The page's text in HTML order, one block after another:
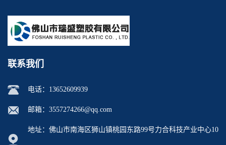
联系我们
电话： 13652609939
邮箱： 3557274266@qq.com
地址：佛山市南海区狮山镇桃园东路99号力合科技产业中心10